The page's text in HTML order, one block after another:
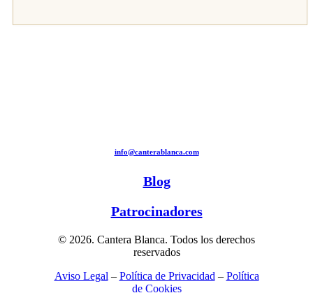
info@canterablanca.com
Blog
Patrocinadores
© 2026. Cantera Blanca. Todos los derechos
reservados
Aviso Legal – Política de Privacidad – Política
de Cookies